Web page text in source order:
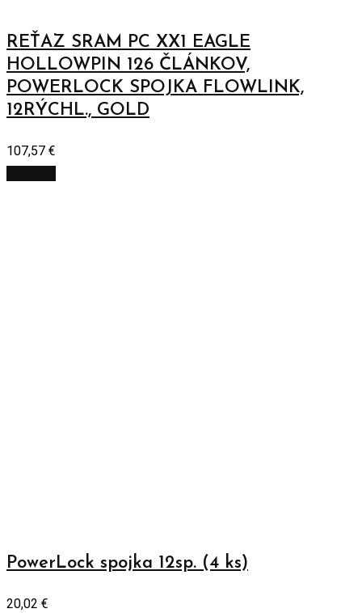
REŤAZ SRAM PC XX1 EAGLE
HOLLOWPIN 126 ČLÁNKOV,
POWERLOCK SPOJKA FLOWLINK,
12RÝCHL., GOLD
107,57 €
PowerLock spojka 12sp. (4 ks)
20,02 €